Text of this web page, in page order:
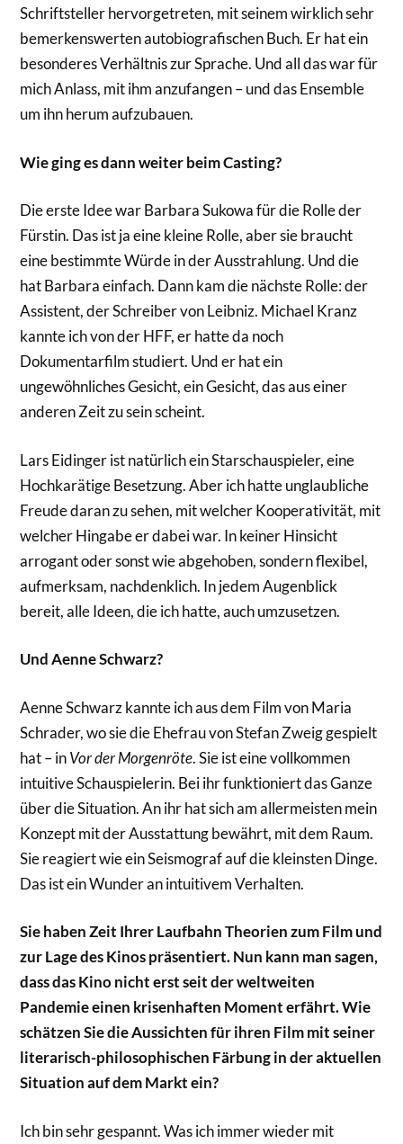
Schriftsteller hervorgetreten, mit seinem wirklich sehr
bemerkenswerten autobiografischen Buch. Er hat ein
besonderes Verhältnis zur Sprache. Und all das war für
mich Anlass, mit ihm anzufangen – und das Ensemble
um ihn herum aufzubauen.
Wie ging es dann weiter beim Casting?
Die erste Idee war Barbara Sukowa für die Rolle der
Fürstin. Das ist ja eine kleine Rolle, aber sie braucht
eine bestimmte Würde in der Ausstrahlung. Und die
hat Barbara einfach. Dann kam die nächste Rolle: der
Assistent, der Schreiber von Leibniz. Michael Kranz
kannte ich von der HFF, er hatte da noch
Dokumentarfilm studiert. Und er hat ein
ungewöhnliches Gesicht, ein Gesicht, das aus einer
anderen Zeit zu sein scheint.
Lars Eidinger ist natürlich ein Starschauspieler, eine
Hochkarätige Besetzung. Aber ich hatte unglaubliche
Freude daran zu sehen, mit welcher Kooperativität, mit
welcher Hingabe er dabei war. In keiner Hinsicht
arrogant oder sonst wie abgehoben, sondern flexibel,
aufmerksam, nachdenklich. In jedem Augenblick
bereit, alle Ideen, die ich hatte, auch umzusetzen.
Und Aenne Schwarz?
Aenne Schwarz kannte ich aus dem Film von Maria
Schrader, wo sie die Ehefrau von Stefan Zweig gespielt
hat – inVor der Morgenröte. Sie ist eine vollkommen
intuitive Schauspielerin. Bei ihr funktioniert das Ganze
über die Situation. An ihr hat sich am allermeisten mein
Konzept mit der Ausstattung bewährt, mit dem Raum.
Sie reagiert wie ein Seismograf auf die kleinsten Dinge.
Das ist ein Wunder an intuitivem Verhalten.
Sie haben Zeit Ihrer Laufbahn Theorien zum Film und
zur Lage des Kinos präsentiert. Nun kann man sagen,
dass das Kino nicht erst seit der weltweiten
Pandemie einen krisenhaften Moment erfährt. Wie
schätzen Sie die Aussichten für ihren Film mit seiner
literarisch-philosophischen Färbung in der aktuellen
Situation auf dem Markt ein?
Ich bin sehr gespannt. Was ich immer wieder mit